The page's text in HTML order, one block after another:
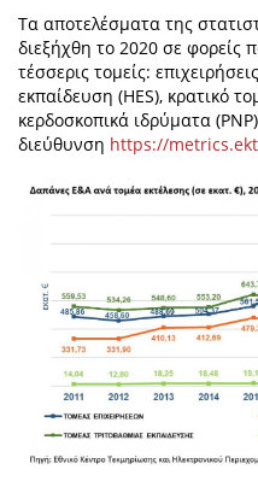
Τα αποτελέσματα της
διεξήχθη το 2020 σε φορείς
τέσσερις τομείς:
εκπαίδευση (HES), κρατικό
κερδοσκοπικά ιδρύματα
διεύθυνση https://